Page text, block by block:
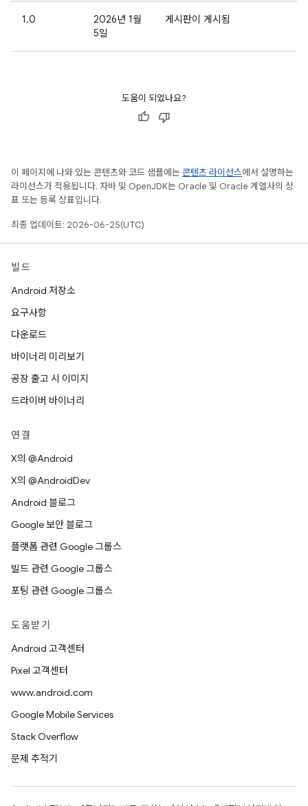
1.0
2026년 1월
5일
게시판이 게시됨
도움이 되었나요?
이 페이지에 나와 있는 콘텐츠와 코드 샘플에는 콘텐츠 라이선스에서 설명하는
라이선스가 적용됩니다. 자바 및 OpenJDK는 Oracle 및 Oracle 계열사의 상
표 또는 등록 상표입니다.
최종 업데이트: 2026-06-25(UTC)
빌드
Android 저장소
요구사항
다운로드
바이너리 미리보기
공장 출고 시 이미지
드라이버 바이너리
연결
X의 @Android
X의 @AndroidDev
Android 블로그
Google 보안 블로그
플랫폼 관련 Google 그룹스
빌드 관련 Google 그룹스
포팅 관련 Google 그룹스
도움받기
Android 고객센터
Pixel 고객센터
www.android.com
Google Mobile Services
Stack Overflow
문제 추적기